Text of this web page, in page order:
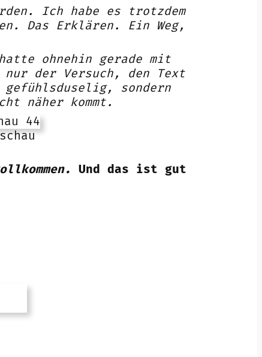
Ich habe es trotzdem
Das Erklären. Ein Weg,
ohnehin gerade mit
der Versuch, den Text
sondern
näher kommt.
Und das ist gut